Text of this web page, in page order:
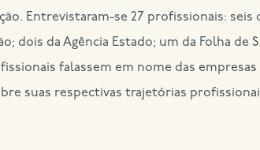
Entrevistaram-se 27 profissionais: seis
dois da Agência Estado; um da Folha de
falassem em nome das
suas respectivas trajetórias